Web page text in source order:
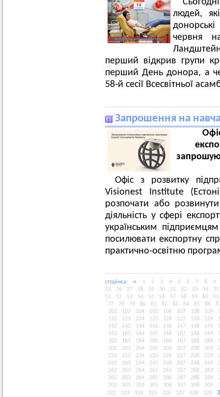
людей,
червня
перший відкрив групи
перший День донора, а
58-й сесії Всесвітньої
Запрошення на
Офіс з розвитку
Visionest Institute
розпочати або
діяльність у сфері
українським
посилювати експортну
практично-освітню
сторiнка: ◄ 1 2 3 4 5 6 7 8
9
25
26 27 28 29 30 31 32 33 34
35
51
52 53 54 55 56 57 58 59 60
61
77
78 79 80 81 82 83 84 85 86
102
103 104 105 106 107 108 109
122
123 124 125 126 127 128 129
142
143 144 145 146 147 148 149
162
163 164 165 166 167 168 169
182
183 184 185 186 187 188 189
202
203 204 205 206 207 208 209
222
223 224 225 226 227 228 229
242
243 244 245 246 247 248 249
262
263 264 265 266 267 268 269
282
283 284 285 286 287 288 289
302
303 304 305 306 307 308 309
322
323 324 325 326 327 328 329